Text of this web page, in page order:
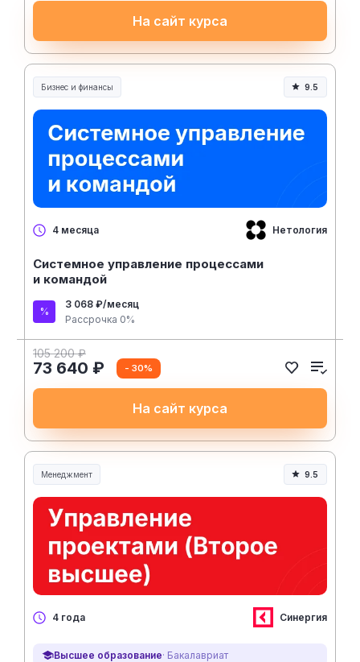
На сайт курса
Бизнес и финансы 9.5
4 месяца Нетология
Системное управление процессами
и командой
3 068 ₽/месяц
Рассрочка 0%
105 200 ₽
73 640 ₽ - 30%
На сайт курса
Менеджмент
Менеджмент и управление
9.5
4 года Синергия
Высшее образование· Бакалавриат